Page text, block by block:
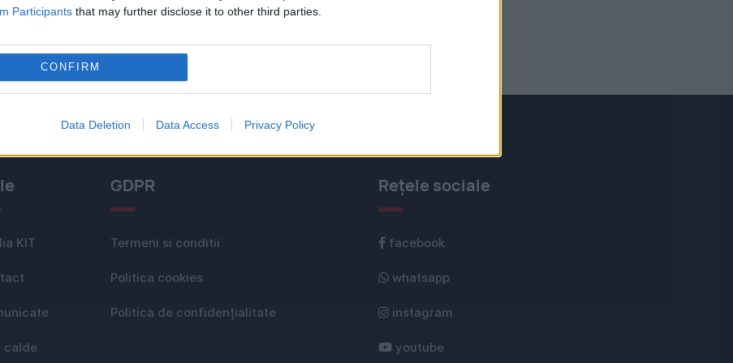
Participants that may further disclose it to other third parties.
CONFIRM
Data Deletion Data Access Privacy Policy
KIT
calde
GDPR
Termeni si conditii
Politica cookies
Politica de confidențialitate
Rețele sociale
facebook
whatsapp
instagram
youtube